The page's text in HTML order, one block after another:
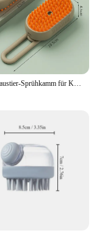
Neuer Haustier-Sprühkamm für Katzen und Hunde, elektrisches Spray für Haustiere, Haarentfernungskamm, Ein-Tasten-Spray, Anti-Fliegen-Massagebürste, saubere Massage